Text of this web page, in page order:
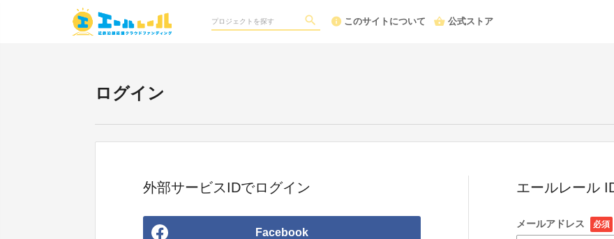
このサイトについて 公式ストア
ログイン
外部サービスIDでログイン
Facebook
エールレール
メールアドレス 必須